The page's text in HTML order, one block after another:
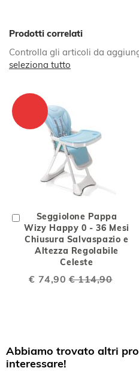
Prodotti correlati
Controlla gli articoli da
seleziona tutto
Seggiolone Pappa
Wizy Happy 0 - 36 Mesi
Chiusura Salvaspazio e
Altezza Regolabile
Celeste
Special
€ 74,90 € 114,90
Aggiungi
al
Carrello
Abbiamo trovato altri
interessare!